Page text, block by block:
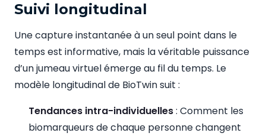
Suivi longitudinal
Une capture instantanée à un seul point dans le
temps est informative, mais la véritable puissance
d’un jumeau virtuel émerge au fil du temps. Le
modèle longitudinal de BioTwin suit :
Tendances intra-individuelles: Comment les
biomarqueurs de chaque personne changent